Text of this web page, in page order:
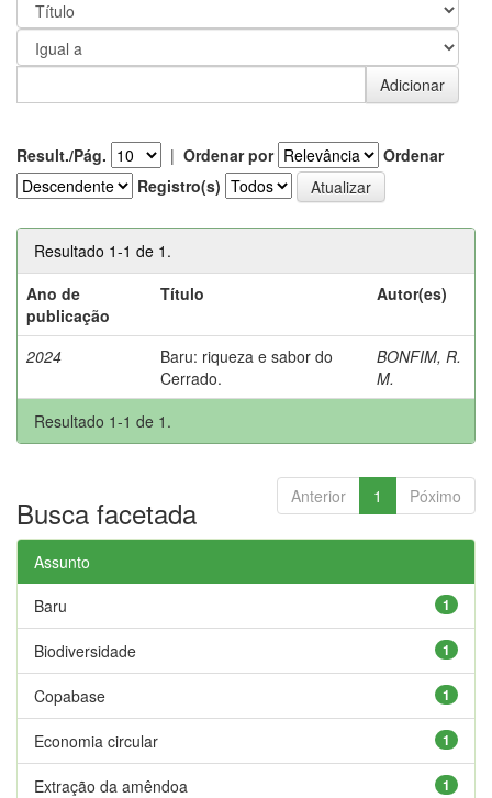
Result./Pág. | Ordenar por
Ordenar
Registro(s)
Resultado 1-1 de 1.
Ano de
publicação
Título Autor(es)
2024
Baru: riqueza e sabor do
Cerrado.
BONFIM, R.
M.
Resultado 1-1 de 1.
Anterior 1 Póximo
Busca facetada
Assunto
1
Baru
1
Biodiversidade
1
Copabase
1
Economia circular
1
Extração da amêndoa